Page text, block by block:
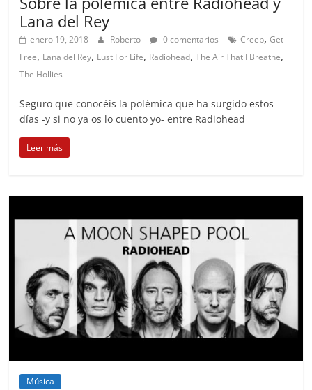
Lana del Rey
enero 19, 2018 Roberto 0 comentarios Creep,Get
Free, Lana del Rey, Lust For Life, Radiohead,The Air That I Breathe,
The Hollies
Seguro que conocéis la polémica que ha surgido estos
días -y si no ya os lo cuento yo- entre Radiohead
Leer más
Música